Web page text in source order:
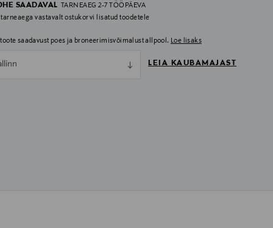
SAADAVAL TARNEAEG 2-7 TÖÖPÄEVA
vastavalt ostukorvi lisatud toodetele
saadavust poes ja broneerimisvõimalust allpool. Loe lisaks
LEIA KAUBAMAJAST